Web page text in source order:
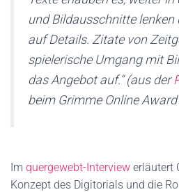
und Bildausschnitte
auf Details. Zitate von
spielerische Umgang mit
das Angebot auf.“ (aus der
beim Grimme Online
Im quergewebt-Interview erläutert
Konzept des Digitorials und die